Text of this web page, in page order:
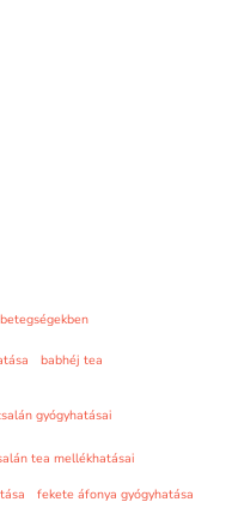
babhéj tea
gyógyhatásai
tea mellékhatásai
fekete áfonya gyógyhatása